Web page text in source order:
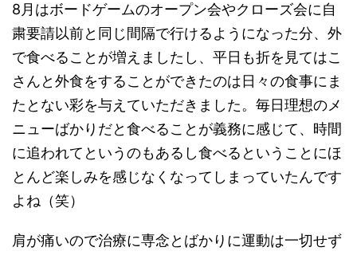
8月はボードゲームのオープン会やクローズ会に自
粛要請以前と同じ間隔で行けるようになった分、外
で食べることが増えましたし、平日も折を見てはこ
さんと外食をすることができたのは日々の食事にま
たとない彩を与えていただきました。毎日理想のメ
ニューばかりだと食べることが義務に感じて、時間
に追われてというのもあるし食べるということにほ
とんど楽しみを感じなくなってしまっていたんです
よね（笑）
肩が痛いので治療に専念とばかりに運動は一切せず